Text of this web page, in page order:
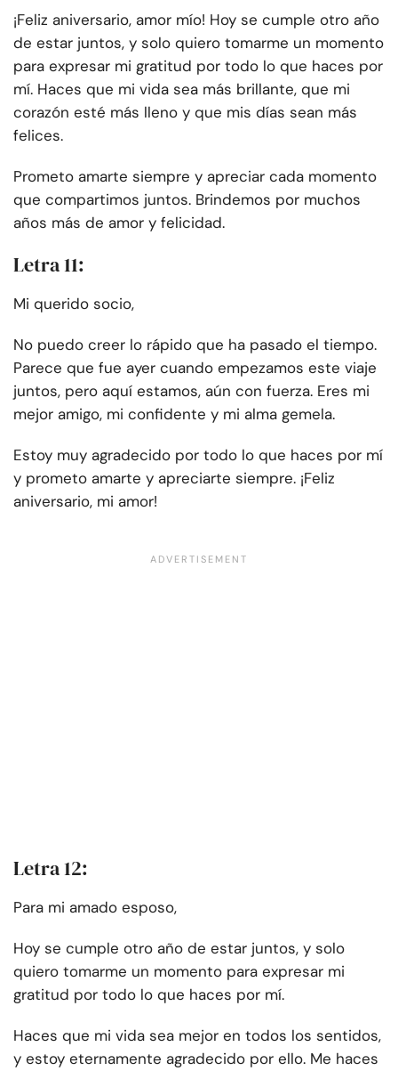
¡Feliz aniversario, amor mío! Hoy se cumple otro año
de estar juntos, y solo quiero tomarme un momento
para expresar mi gratitud por todo lo que haces por
mí. Haces que mi vida sea más brillante, que mi
corazón esté más lleno y que mis días sean más
felices.
Prometo amarte siempre y apreciar cada momento
que compartimos juntos. Brindemos por muchos
años más de amor y felicidad.
Letra 11:
Mi querido socio,
No puedo creer lo rápido que ha pasado el tiempo.
Parece que fue ayer cuando empezamos este viaje
juntos, pero aquí estamos, aún con fuerza. Eres mi
mejor amigo, mi confidente y mi alma gemela.
Estoy muy agradecido por todo lo que haces por mí
y prometo amarte y apreciarte siempre. ¡Feliz
aniversario, mi amor!
Letra 12:
Para mi amado esposo,
Hoy se cumple otro año de estar juntos, y solo
quiero tomarme un momento para expresar mi
gratitud por todo lo que haces por mí.
Haces que mi vida sea mejor en todos los sentidos,
y estoy eternamente agradecido por ello. Me haces